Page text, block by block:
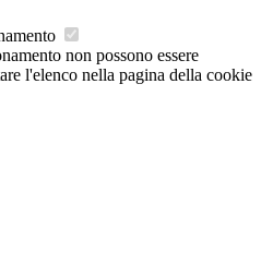
non possono essere
l'elenco nella pagina della cookie